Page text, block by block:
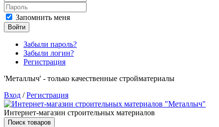
Запомнить меня
Войти
Забыли пароль?
Забыли логин?
Регистрация
'Металлыч' - только качественные стройматериалы
Вход /Регистрация
Интернет-магазин строительных материалов
Поиск товаров